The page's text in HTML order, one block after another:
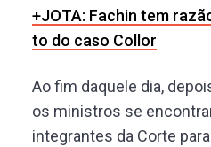
+JOTA: Fachin tem
to do caso Collor
Ao fim daquele dia,
os ministros se
integrantes da Corte